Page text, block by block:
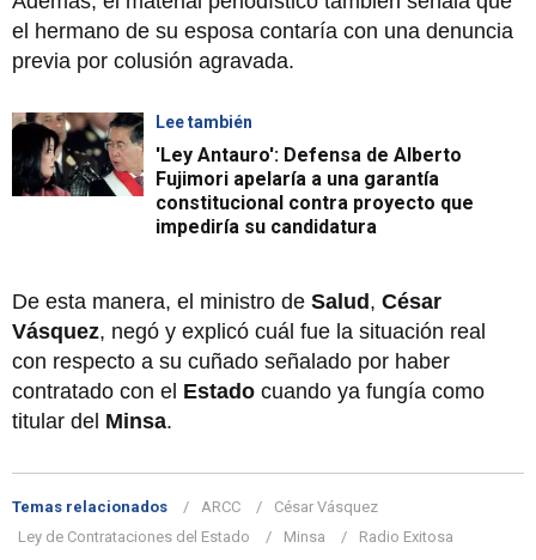
el hermano de su esposa contaría con una denuncia
previa por colusión agravada.
Lee también
'Ley Antauro': Defensa de Alberto
Fujimori apelaría a una garantía
constitucional contra proyecto que
impediría su candidatura
De esta manera, el ministro de Salud, César
Vásquez, negó y explicó cuál fue la situación real
con respecto a su cuñado señalado por haber
contratado con el Estado cuando ya fungía como
titular del Minsa.
Temas relacionados ARCC
César Vásquez
Ley de Contrataciones del Estado
Minsa Radio Exitosa